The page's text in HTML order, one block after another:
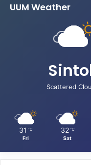
UUM Weather
Scattered
31 ℃
Fri
32 ℃
Sat